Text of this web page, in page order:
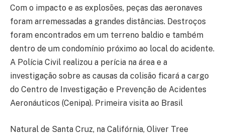
Com o impacto e as explosões, peças das aeronaves
foram arremessadas a grandes distâncias. Destroços
foram encontrados em um terreno baldio e também
dentro de um condomínio próximo ao local do acidente.
A Polícia Civil realizou a perícia na área e a
investigação sobre as causas da colisão ficará a cargo
do Centro de Investigação e Prevenção de Acidentes
Aeronáuticos (Cenipa). Primeira visita ao Brasil
Natural de Santa Cruz, na Califórnia, Oliver Tree